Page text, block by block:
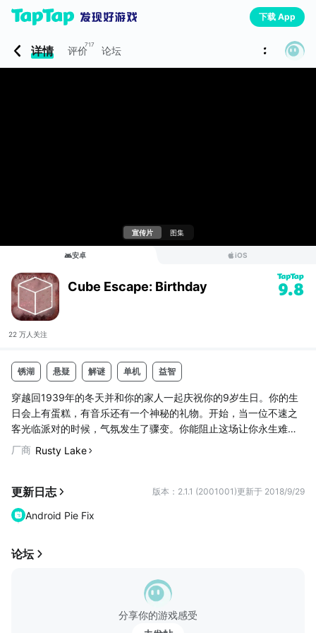
下载 App
详情 评价717 论坛
宣传片 图集
安卓 iOS
Cube Escape: Birthday 9.8
22 万人 关注
锈湖 悬疑 解谜 单机 益智
穿越回1939年的冬天并和你的家人一起庆祝你的9岁生日。你的生
日会上有蛋糕，有音乐还有一个神秘的礼物。开始，当一位不速之
客光临派对的时候，气氛发生了骤变。你能阻止这场让你永生难忘
的悲剧吗？
Cube Escape: Birthday是Cube Escape系列游戏的第八部作品，
果想了解更多资讯，请在@rustylakecom关注我们。
厂商 Rusty Lake
更新日志 版本：2.1.1 (2001001)更新于 2018/9/29
Android Pie Fix
论坛
分享你的游戏感受